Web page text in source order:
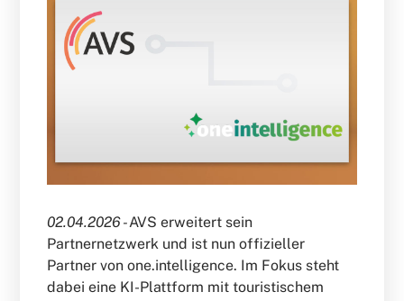
02.04.2026 -AVS erweitert sein
Partnernetzwerk und ist nun offizieller
Partner von one.intelligence. Im Fokus steht
dabei eine KI-Plattform mit touristischem